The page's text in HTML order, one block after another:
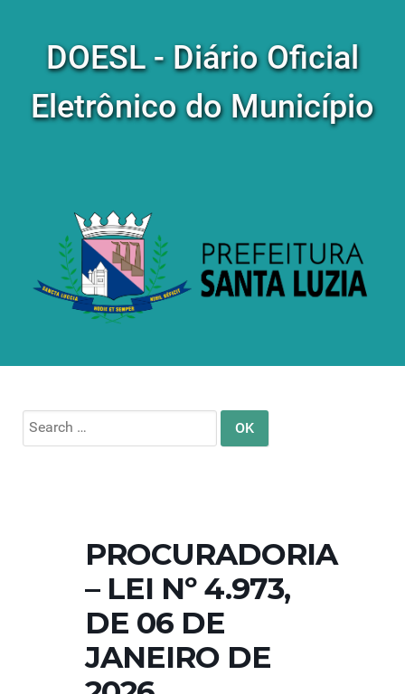
DOESL - Diário Oficial
Eletrônico do Município
Search
for:
PROCURADORIA
– LEI Nº 4.973,
DE 06 DE
JANEIRO DE